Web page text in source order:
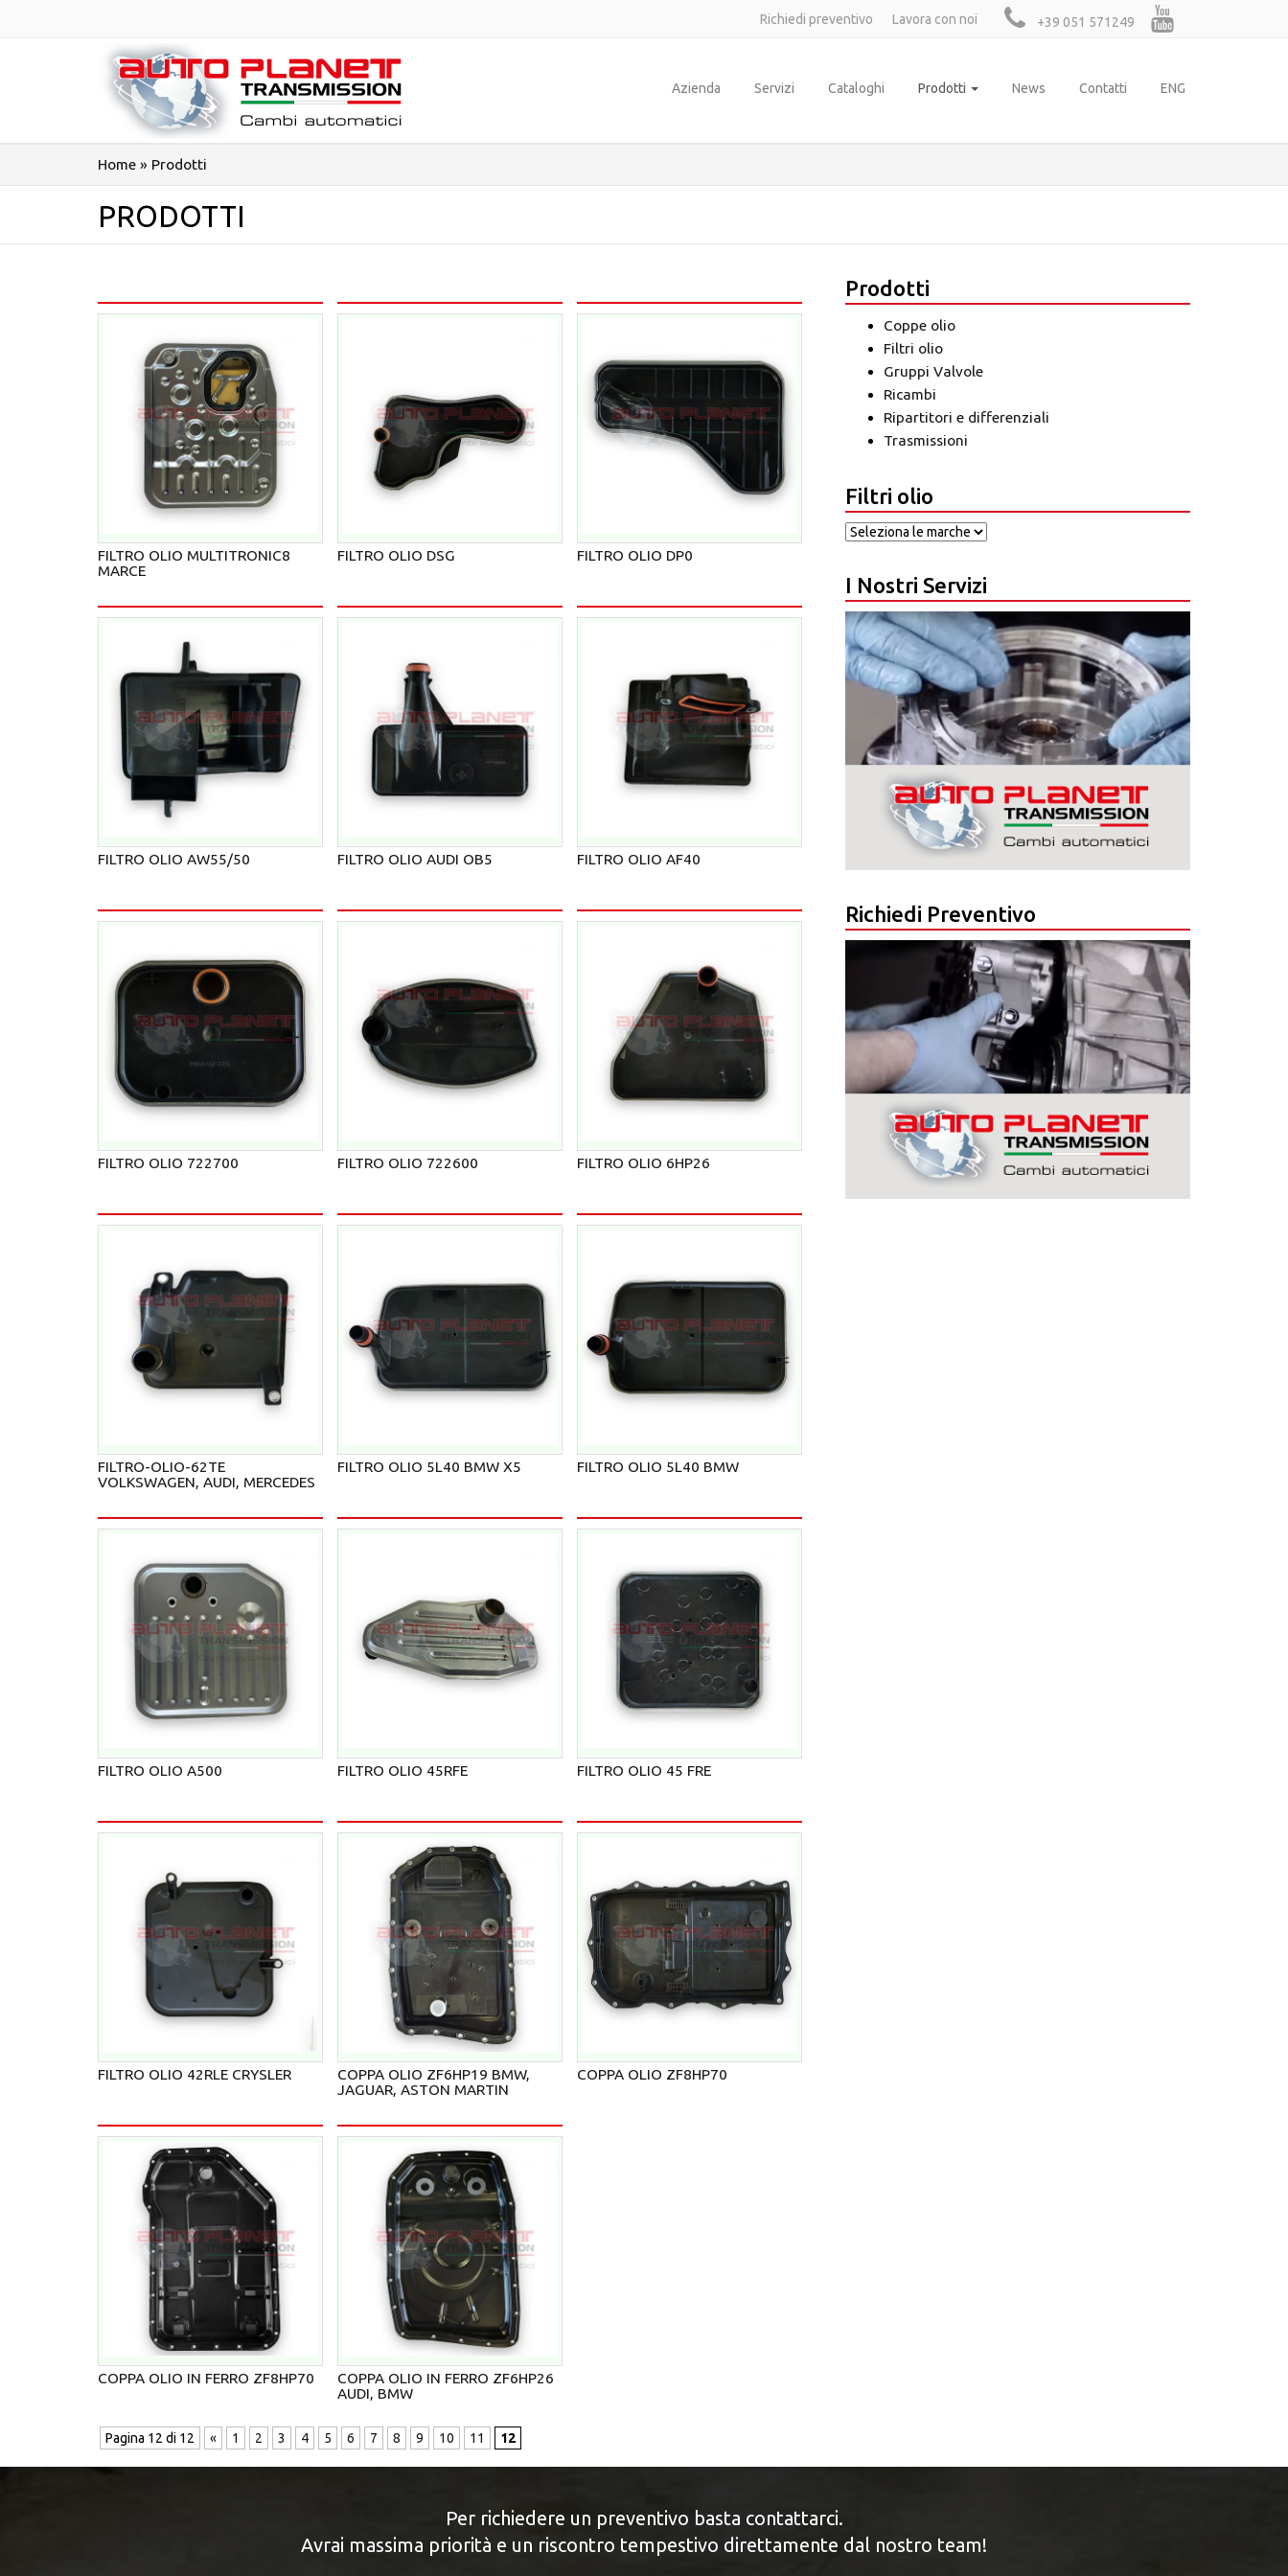
Richiedi preventivo Lavora con noi +39 051 571249
Azienda Servizi Cataloghi Prodotti News Contatti ENG
Home » Prodotti
PRODOTTI
FILTRO OLIO MULTITRONIC8
MARCE
FILTRO OLIO DSG FILTRO OLIO DP0
FILTRO OLIO AW55/50 FILTRO OLIO AUDI OB5 FILTRO OLIO AF40
FILTRO OLIO 722700 FILTRO OLIO 722600 FILTRO OLIO 6HP26
FILTRO-OLIO-62TE
VOLKSWAGEN, AUDI, MERCEDES
FILTRO OLIO 5L40 BMW X5 FILTRO OLIO 5L40 BMW
FILTRO OLIO A500 FILTRO OLIO 45RFE FILTRO OLIO 45 FRE
FILTRO OLIO 42RLE CRYSLER
COPPA OLIO ZF6HP19 BMW,
JAGUAR, ASTON MARTIN
COPPA OLIO ZF8HP70
COPPA OLIO IN FERRO ZF8HP70
COPPA OLIO IN FERRO ZF6HP26
AUDI, BMW
Pagina 12 di 12 « 1 2 3 4 5 6 7 8 9 10 11 12
Prodotti
Coppe olio
Filtri olio
Gruppi Valvole
Ricambi
Ripartitori e differenziali
Trasmissioni
Filtri olio
I Nostri Servizi
Richiedi Preventivo
Per richiedere un preventivo basta contattarci.
Avrai massima priorità e un riscontro tempestivo direttamente dal nostro team!